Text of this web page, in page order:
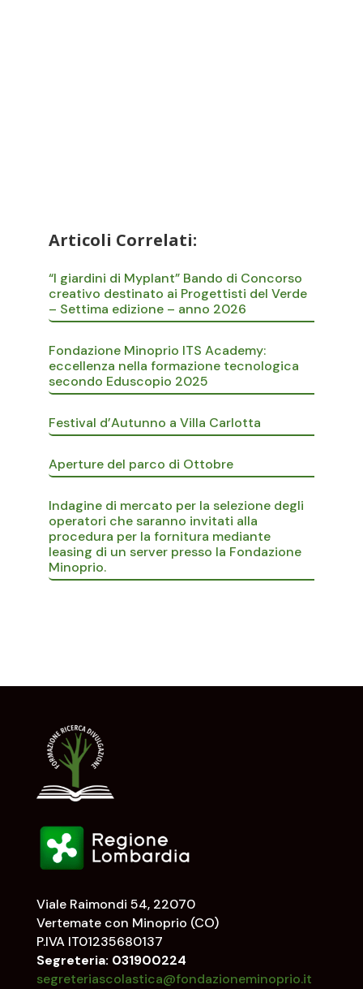
Articoli Correlati:
“I giardini di Myplant” Bando di Concorso
creativo destinato ai Progettisti del Verde
– Settima edizione – anno 2026
Fondazione Minoprio ITS Academy:
eccellenza nella formazione tecnologica
secondo Eduscopio 2025
Festival d’Autunno a Villa Carlotta
Aperture del parco di Ottobre
Indagine di mercato per la selezione degli
operatori che saranno invitati alla
procedura per la fornitura mediante
leasing di un server presso la Fondazione
Minoprio.
Viale Raimondi 54, 22070
Vertemate con Minoprio (CO)
P.IVA IT01235680137
Segreteria: 031900224
segreteriascolastica@fondazioneminoprio.it